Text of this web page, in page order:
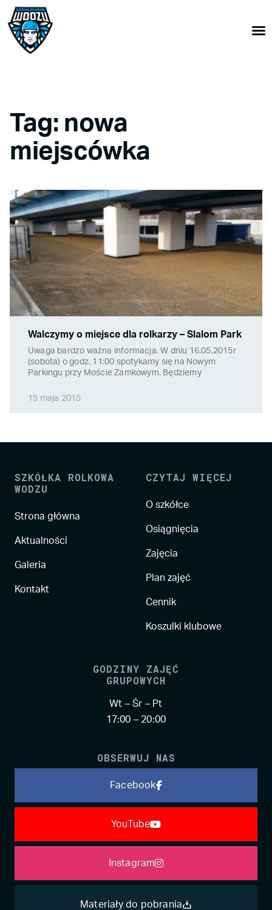
Tag: nowa
miejscówka
Walczymy o miejsce dla rolkarzy – Slalom Park
Uwaga bardzo ważna informacja. W dniu 16.05.2015r
(sobota) o godz. 11:00 spotykamy się na Nowym
Parkingu przy Moście Zamkowym. Będziemy
15 maja 2015
SZKÓŁKA ROLKOWA
WODZU
Strona główna
Aktualności
Galeria
Kontakt
CZYTAJ WIĘCEJ
O szkółce
Osiągnięcia
Zajęcia
Plan zajęć
Cennik
Koszulki klubowe
GODZINY ZAJĘĆ
GRUPOWYCH
Wt – Śr – Pt
17:00 – 20:00
OBSERWUJ NAS
Facebook
YouTube
Instagram
Materiały do pobrania